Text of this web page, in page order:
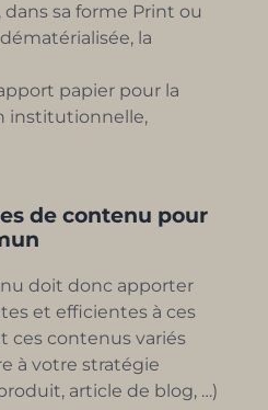
sa forme Print ou
la
papier pour la
institutionnelle,
de contenu pour
doit donc apporter
et efficientes à ces
ces contenus variés
à votre stratégie
article de blog, …)